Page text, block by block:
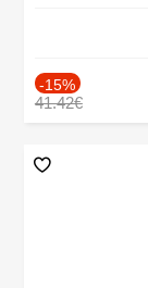
-15%
41.42€